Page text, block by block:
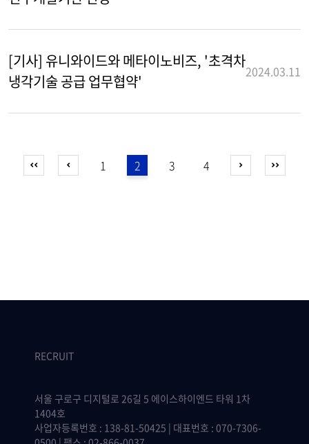
[기사] 유니와이드와 메타이노비즈, '초격차
냉각기술 공급 업무협약'
2024.03.11
1 2 3 4
RECRUIT
서울 구로구 디지털로 26길 5 에이스하이엔드 타워 1차
1404호
사업자등록번호 : 138-81-50425 | 대표번호 : 070-7306-